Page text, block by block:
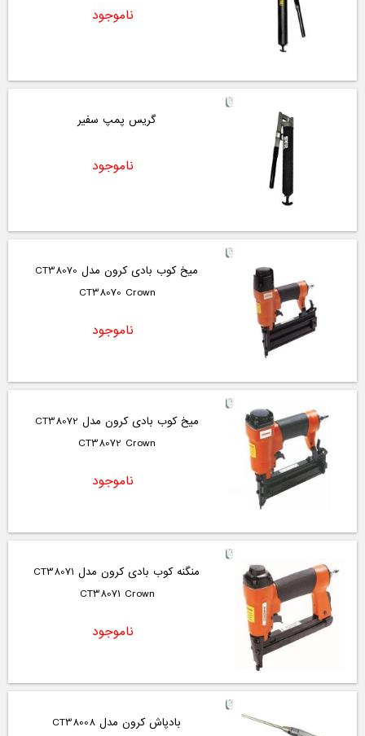
ناموجود
گریس پمپ سفیر
ناموجود
میخ کوب بادی کرون مدل CT38070
CT38070 Crown
ناموجود
میخ کوب بادی کرون مدل CT38072
CT38072 Crown
ناموجود
منگنه کوب بادی کرون مدل CT38071
CT38071 Crown
ناموجود
بادپاش کرون مدل CT38008